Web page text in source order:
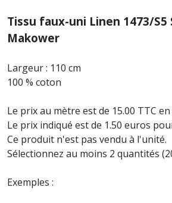
Tissu faux-uni Linen 1473/S5
Makower
Largeur : 110 cm
100 % coton
Le prix au mètre est de 15.00 TTC
Le prix indiqué est de 1.50 euros
Ce produit n'est pas vendu à l'unité.
Sélectionnez au moins 2 quantités
Exemples :